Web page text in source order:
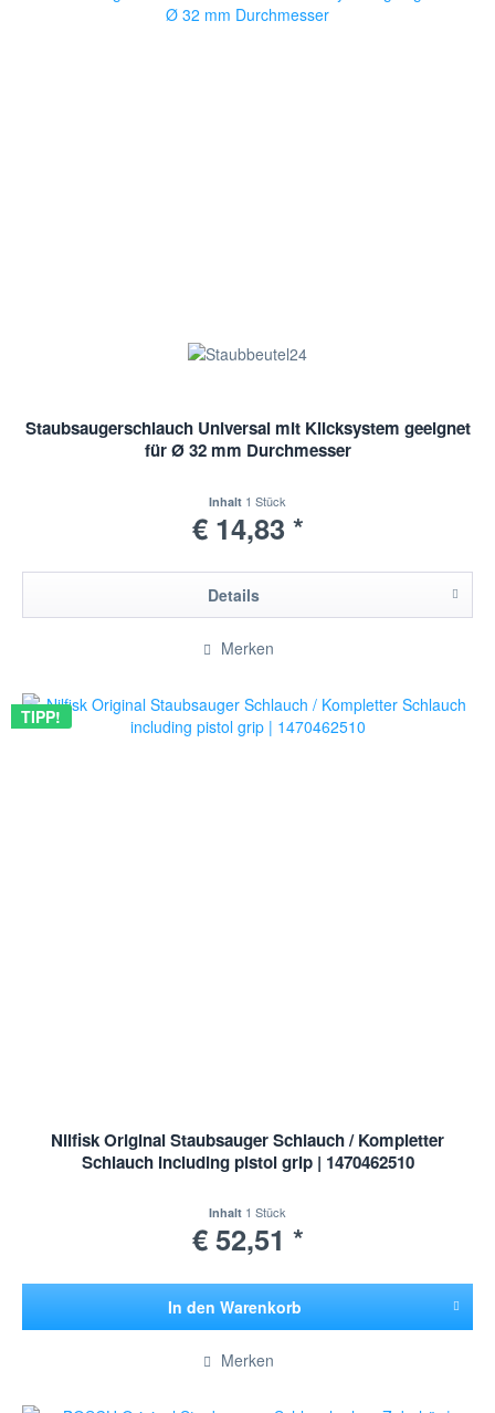
Staubsaugerschlauch Universal mit Klicksystem geeignet
für Ø 32 mm Durchmesser
Inhalt 1 Stück
€ 14,83 *
Details
Merken
TIPP!
Nilfisk Original Staubsauger Schlauch / Kompletter
Schlauch including pistol grip | 1470462510
Inhalt 1 Stück
€ 52,51 *
In den Warenkorb
Merken